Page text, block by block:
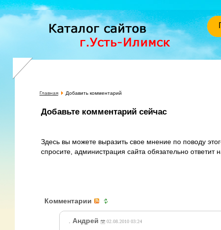
Главная Добавить комментарий
Добавьте комментарий сейчас
Здесь вы можете выразить свое мнение по поводу
спросите, администрация сайта обязательно ответит
Комментарии
Андрей 02.08.2010 03:24